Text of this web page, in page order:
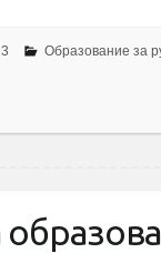
Образование за